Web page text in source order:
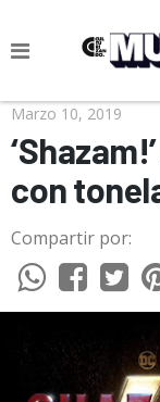
NOTICIAS
CULTURA POP
CIENCIA Y
VIDA
SOCIEDAD
Marzo 10, 2019
con
Compartir por: